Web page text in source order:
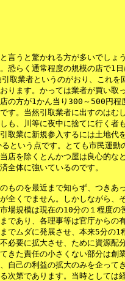
言うと驚かれる方が多いでしょ
恐らく通常程度の規模の店で1
取業者というのがおり、これを
ります。かっては業者が買い取
の方が1かん当り300～500円程
す。当然引取業者に出すのはむ
も、川等に夜中に捨てに行く者
取業に新規参入するには土地代
という点です。とても市民運動
店を除くとんかつ屋は良心的な
全体に強いているのです。
ものを最近まで知らず、つきあ
全くでません。しかしながら、
場規模は現在の10分の１程度の
であり、各理事等は官庁からの
でムダに発展させ、本来5分の1
必要に拡大させ、ために資源配
きた責任の小さくない部分は創
自己の利益の拡大のみを企って
次第であります。当時としては